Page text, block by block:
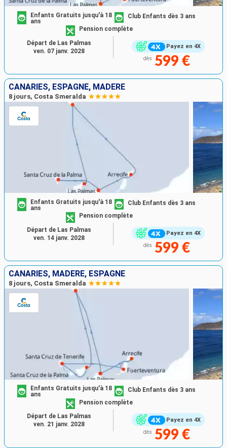
Payez en 4X
Enfants Gratuits jusqu'à 18
ans
Club Enfants dès 3 ans
Pension complète
dès 599 €
Départ de Las Palmas
ven. 07 janv. 2028
CANARIES, ESPAGNE, MADÈRE
8 jours, Costa Smeralda
Payez en 4X
Enfants Gratuits jusqu'à 18
ans
Club Enfants dès 3 ans
Pension complète
dès 599 €
Départ de Las Palmas
ven. 14 janv. 2028
CANARIES, MADÈRE, ESPAGNE
8 jours, Costa Smeralda
Payez en 4X
Enfants Gratuits jusqu'à 18
ans
Club Enfants dès 3 ans
Pension complète
dès 599 €
Départ de Las Palmas
ven. 21 janv. 2028